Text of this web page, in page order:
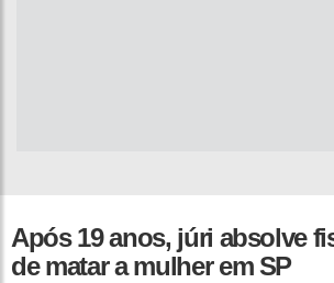
Após 19 anos, júri absolve
de matar a mulher em SP